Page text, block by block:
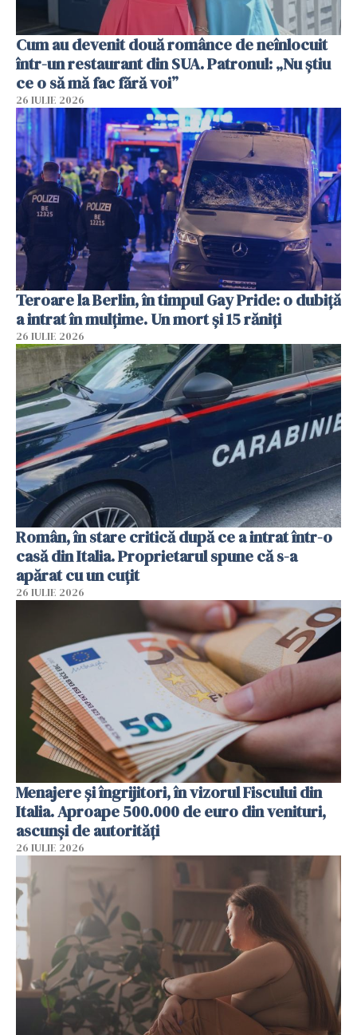
Cum au devenit două românce de neînlocuit
într-un restaurant din SUA. Patronul: „Nu știu
ce o să mă fac fără voi”
26 IULIE 2026
Teroare la Berlin, în timpul Gay Pride: o dubiță
a intrat în mulțime. Un mort și 15 răniți
26 IULIE 2026
Român, în stare critică după ce a intrat într-o
casă din Italia. Proprietarul spune că s-a
apărat cu un cuțit
26 IULIE 2026
Menajere și îngrijitori, în vizorul Fiscului din
Italia. Aproape 500.000 de euro din venituri,
ascunși de autorități
26 IULIE 2026